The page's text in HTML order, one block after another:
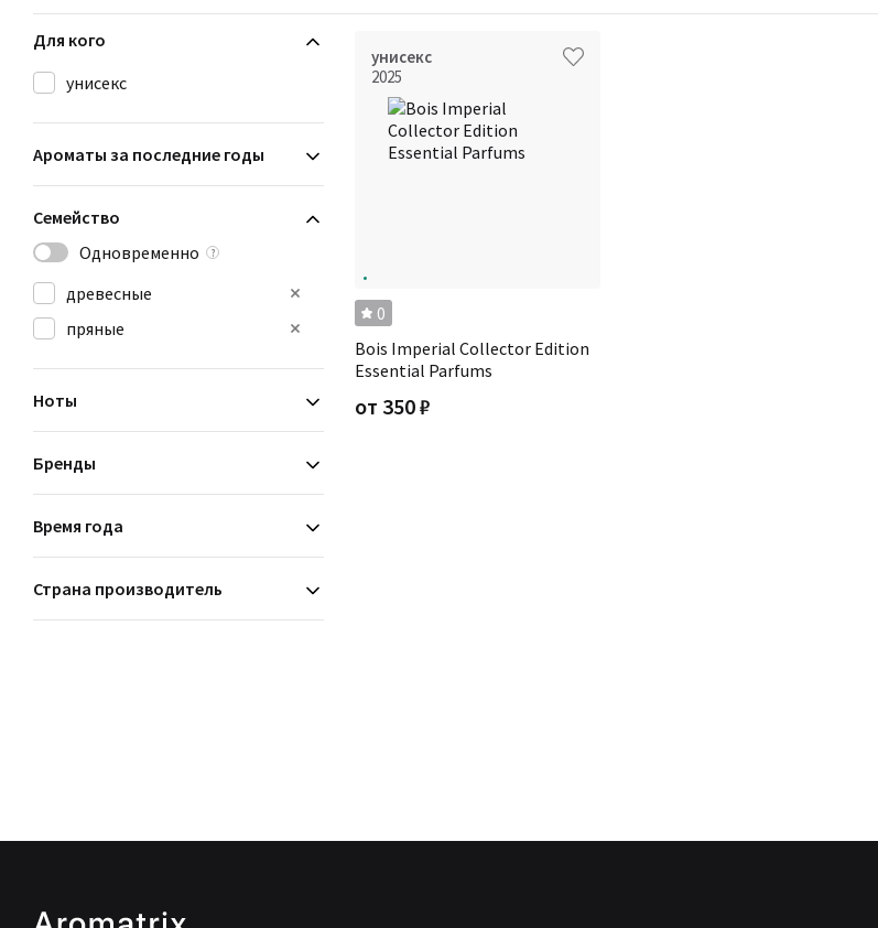
Для кого
унисекс
Ароматы за последние годы
Семейство
Одновременно
?
древесные
пряные
Ноты
Бренды
Время года
Страна производитель
унисекс
2025
0
Bois Imperial Collector Edition
Essential Parfums
от 350₽